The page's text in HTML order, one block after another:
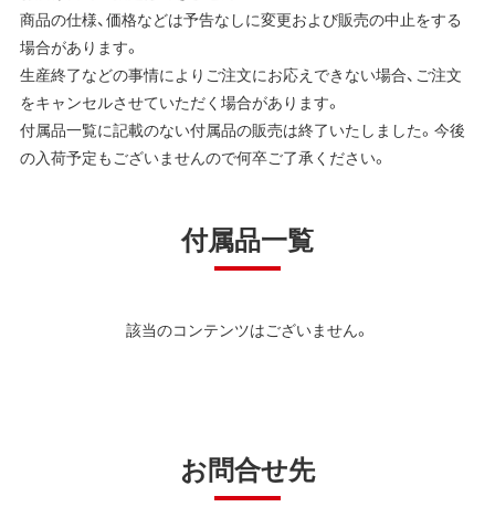
商品の仕様、価格などは予告なしに変更および販売の中止をする
場合があります。
生産終了などの事情によりご注文にお応えできない場合、ご注文
をキャンセルさせていただく場合があります。
付属品一覧に記載のない付属品の販売は終了いたしました。今後
の入荷予定もございませんので何卒ご了承ください。
付属品一覧
該当のコンテンツはございません。
お問合せ先